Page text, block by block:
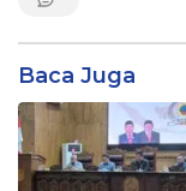
Baca Juga